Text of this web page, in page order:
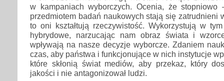
w kampaniach wyborczych. Ocenia, że stopniowo
przedmiotem badań naukowych stają się zatrudnieni
to oni kształtują rzeczywistość. Wykorzystują w
hybrydowe, narzucając nam obraz świata i
wpływają na nasze decyzje wyborcze. Zdaniem
czas, aby państwa i funkcjonujące w nich instytucje
które skłonią świat mediów, aby przekaz, który
jakości i nie antagonizował ludzi.